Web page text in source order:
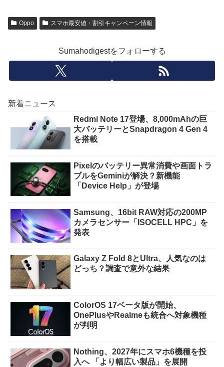
Oppo スマホ最安値・割引キャンペーン情報
Sumahodigestをフォローする
新着ニュース
Redmi Note 17登場、8,000mAhの巨
大バッテリーとSnapdragon 4 Gen 4
を搭載
Pixelのバッテリー異常消費や画面トラ
ブルをGeminiが解決？新機能
「Device Help」が登場
Samsung、16bit RAW対応の200MP
カメラセンサー「ISOCELL HPC」を
発表
Galaxy Z Fold 8とUltra、人気なのは
どっち？調査で意外な結果
ColorOS 17ベータ版が開始、
OnePlusやRealmeも統合へ対象機種
が判明
Nothing、2027年にスマホ6機種を投
入へ 「より幅広い製品」を展開